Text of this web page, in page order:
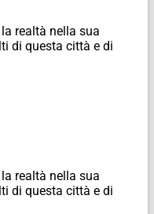
realtà nella sua
di questa città e di
realtà nella sua
di questa città e di